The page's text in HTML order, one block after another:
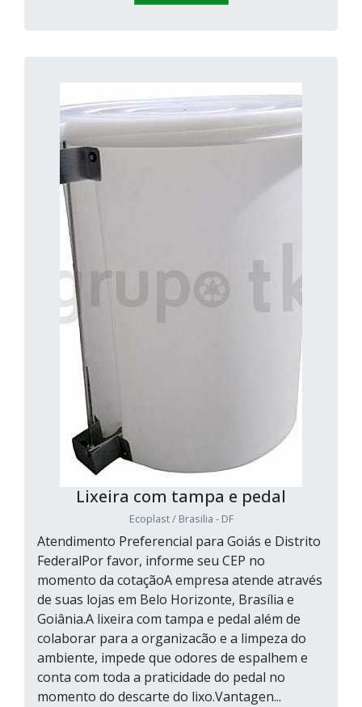
Lixeira com tampa e pedal
Ecoplast / Brasilia - DF
Atendimento Preferencial para Goiás e Distrito
FederalPor favor, informe seu CEP no
momento da cotaçãoA empresa atende através
de suas lojas em Belo Horizonte, Brasília e
Goiânia.A lixeira com tampa e pedal além de
colaborar para a organizacão e a limpeza do
ambiente, impede que odores de espalhem e
conta com toda a praticidade do pedal no
momento do descarte do lixo.Vantagen...